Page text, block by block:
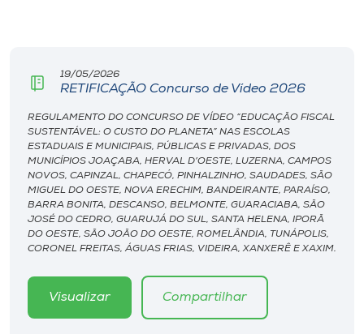
Unoesc
Store
Selecione
o idioma
19/05/2026
RETIFICAÇÃO Concurso de Vídeo 2026
REGULAMENTO DO CONCURSO DE VÍDEO “EDUCAÇÃO FISCAL
SUSTENTÁVEL: O CUSTO DO PLANETA” NAS ESCOLAS
ESTADUAIS E MUNICIPAIS, PÚBLICAS E PRIVADAS, DOS
MUNICÍPIOS JOAÇABA, HERVAL D’OESTE, LUZERNA, CAMPOS
NOVOS, CAPINZAL, CHAPECÓ, PINHALZINHO, SAUDADES, SÃO
MIGUEL DO OESTE, NOVA ERECHIM, BANDEIRANTE, PARAÍSO,
BARRA BONITA, DESCANSO, BELMONTE, GUARACIABA, SÃO
JOSÉ DO CEDRO, GUARUJÁ DO SUL, SANTA HELENA, IPORÃ
DO OESTE, SÃO JOÃO DO OESTE, ROMELÂNDIA, TUNÁPOLIS,
CORONEL FREITAS, ÁGUAS FRIAS, VIDEIRA, XANXERÊ E XAXIM.
Visualizar Compartilhar